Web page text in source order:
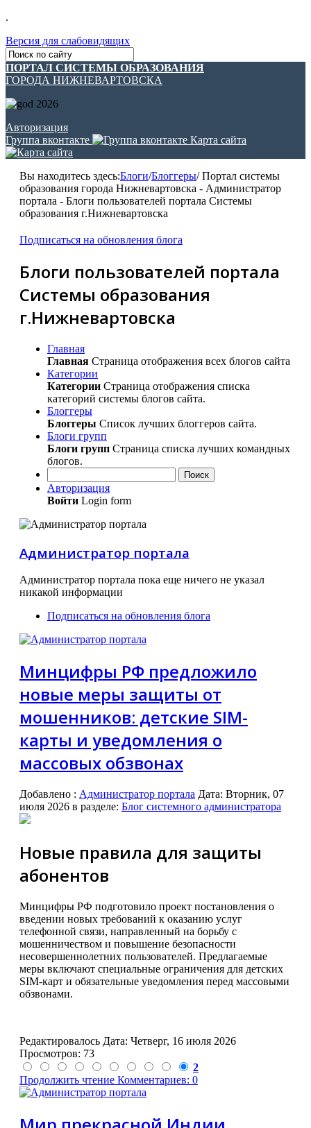
.
Версия для слабовидящих
ПОРТАЛ СИСТЕМЫ ОБРАЗОВАНИЯ
ГОРОДА НИЖНЕВАРТОВСКА
Авторизация
Группа вконтакте
Карта сайта
Вы находитесь здесь:Блоги/Блоггеры/Портал системы
образования города Нижневартовска - Администратор
портала - Блоги пользователей портала Системы
образования г.Нижневартовска
Подписаться на обновления блога
Блоги пользователей портала
Системы образования
г.Нижневартовска
Главная
Главная Страница отображения всех блогов сайта
Категории
Категории Страница отображения списка
категорий системы блогов сайта.
Блоггеры
Блоггеры Список лучших блоггеров сайта.
Блоги групп
Блоги групп Страница списка лучших командных
блогов.
Поиск
Авторизация
Войти Login form
Администратор портала
Администратор портала пока еще ничего не указал
никакой информации
Подписаться на обновления блога
Минцифры РФ предложило
новые меры защиты от
мошенников: детские SIM-
карты и уведомления о
массовых обзвонах
Добавлено : Администратор портала Дата: Вторник, 07
июля 2026 в разделе: Блог системного администратора
Новые правила для защиты
абонентов
Минцифры РФ подготовило проект постановления о
введении новых требований к оказанию услуг
телефонной связи, направленный на борьбу с
мошенничеством и повышение безопасности
несовершеннолетних пользователей. Предлагаемые
меры включают специальные ограничения для детских
SIM-карт и обязательные уведомления перед массовыми
обзвонами.
Редактировалось Дата: Четверг, 16 июля 2026
Просмотров: 73
2
Продолжить чтение Комментариев: 0